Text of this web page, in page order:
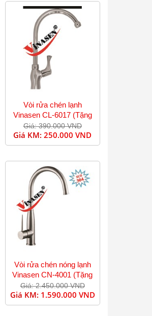
Vòi rửa chén lạnh
Vinasen CL-6017 (Tặng
dây cấp)
Giá: 390.000 VND
Giá KM:250.000 VND
Vòi rửa chén nóng lạnh
Vinasen CN-4001 (Tặng
dây cấp)
Giá: 2.450.000 VND
Giá KM: 1.590.000 VND